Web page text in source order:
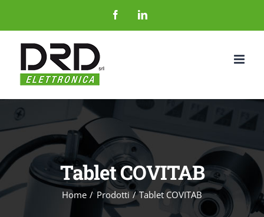
al
contenuto
FacebookLinkedIn
Tablet COVITAB
Home Prodotti Tablet COVITAB